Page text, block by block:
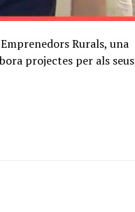
Rurals, una
projectes per als seus